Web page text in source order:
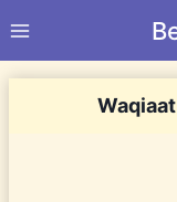
to